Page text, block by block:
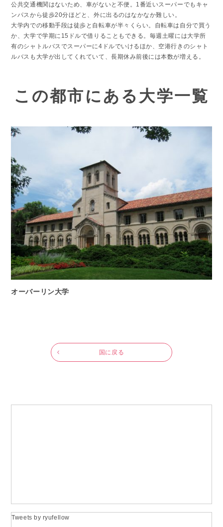
公共交通機関はないため、車がないと不便。1番近いスーパーでもキャ
ンパスから徒歩20分ほどと、外に出るのはなかなか難しい。
大学内での移動手段は徒歩と自転車が半々くらい。自転車は自分で買う
か、大学で学期に15ドルで借りることもできる。毎週土曜には大学所
有のシャトルバスでスーパーに4ドルでいけるほか、空港行きのシャト
ルバスも大学が出してくれていて、長期休み前後には本数が増える。
この都市にある大学一覧
オーバーリン大学
国に戻る
Tweets by ryufellow